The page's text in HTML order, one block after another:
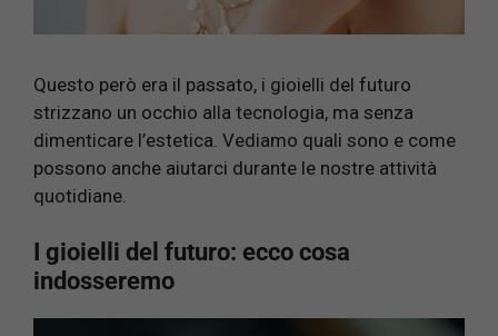
Questo però era il passato, i gioielli del futuro
strizzano un occhio alla tecnologia, ma senza
dimenticare l’estetica. Vediamo quali sono e come
possono anche aiutarci durante le nostre attività
quotidiane.
I gioielli del futuro: ecco cosa
indosseremo